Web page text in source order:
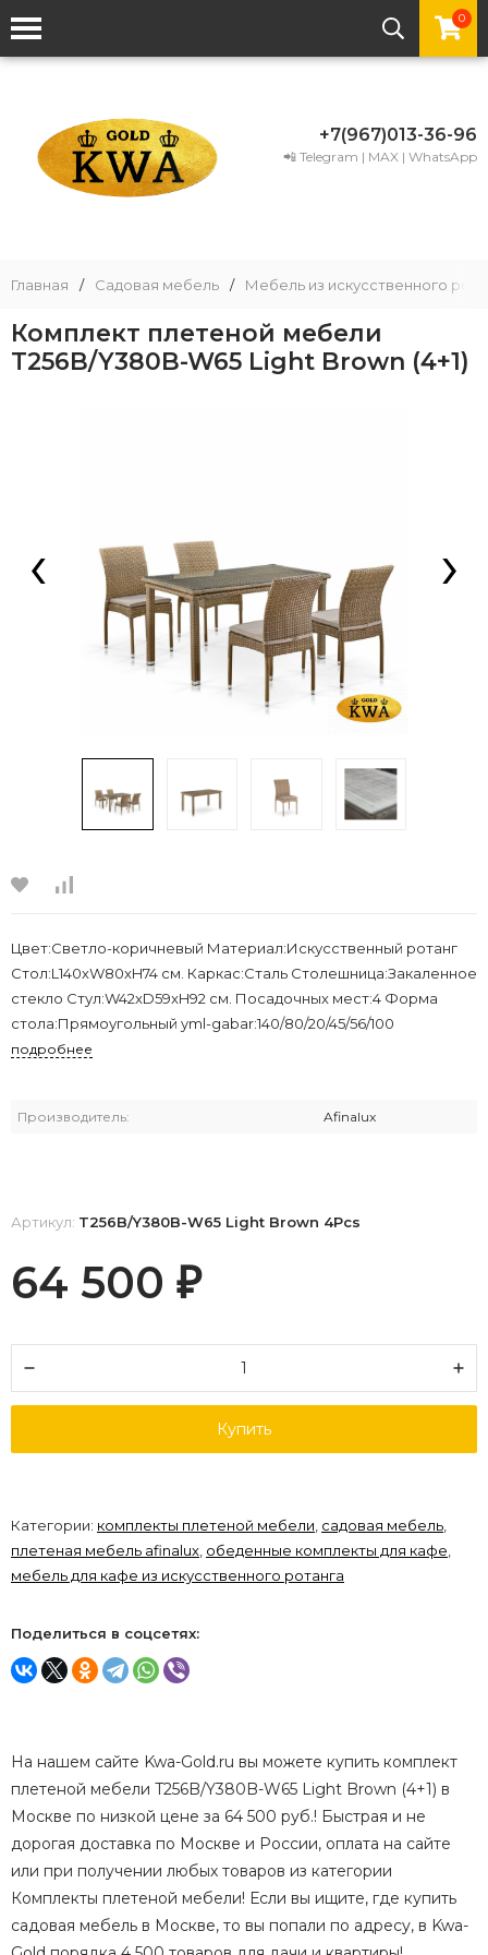
0
+7(967)013-36-96
📲 Telegram | MAX | WhatsApp
Главная / Садовая мебель / Мебель из искусственного
Комплект плетеной мебели
T256B/Y380B-W65 Light Brown (4+1)
‹ ›
Цвет:Светло-коричневый Материал:Искусственный ротанг
Стол:L140хW80xH74 см. Каркас:Сталь Столешница:Закаленное
стекло Стул:W42xD59xH92 см. Посадочных мест:4 Форма
стола:Прямоугольный yml-gabar:140/80/20/45/56/100
подробнее
Производитель: Afinalux
Артикул: T256B/Y380B-W65 Light Brown 4Pcs
64 500 ₽
Купить
Категории: комплекты плетеной мебели, садовая мебель,
плетеная мебель afinalux, обеденные комплекты для кафе,
мебель для кафе из искусственного ротанга
Поделиться в соцсетях:
На нашем сайте Kwa-Gold.ru вы можете купить комплект
плетеной мебели T256B/Y380B-W65 Light Brown (4+1) в
Москве по низкой цене за 64 500 руб.! Быстрая и не
дорогая доставка по Москве и России, оплата на сайте
или при получении любых товаров из категории
Комплекты плетеной мебели! Если вы ищите, где купить
садовая мебель в Москве, то вы попали по адресу, в Kwa-